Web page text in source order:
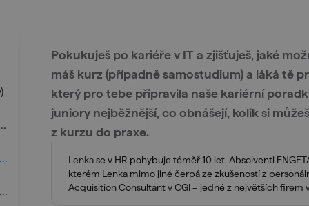
datový analytik / specialista)
2) Junior Data Engineer (junior datový inženýr)
3) Junior Software Developer (Python, Java…)
Pokukuješ po kariéře v IT a zjišťuješ, jaké
máš kurz (případně samostudium) a láká tě
který pro tebe připravila naše kariérní
juniory nejběžnější, co obnášejí, kolik si
z kurzu do praxe.
Lenkase v HR pohybuje téměř 10 let. Absolventi
kterém Lenka mimo jiné čerpá ze zkušeností z
Acquisition Consultant v CGI – jedné z největších firem